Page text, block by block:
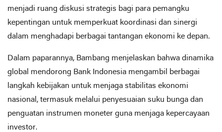
menjadi ruang diskusi strategis bagi para pemangku
kepentingan untuk memperkuat koordinasi dan sinergi
dalam menghadapi berbagai tantangan ekonomi ke depan.
Dalam paparannya, Bambang menjelaskan bahwa dinamika
global mendorong Bank Indonesia mengambil berbagai
langkah kebijakan untuk menjaga stabilitas ekonomi
nasional, termasuk melalui penyesuaian suku bunga dan
penguatan instrumen moneter guna menjaga kepercayaan
investor.